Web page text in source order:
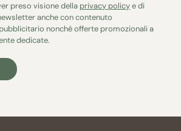
preso visione della privacy policye di
anche con contenuto
nonché offerte promozionali a
dedicate.